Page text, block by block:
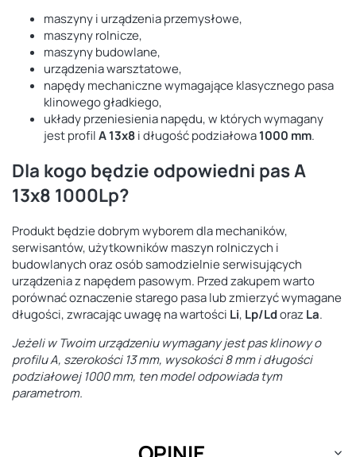
maszyny i urządzenia przemysłowe,
maszyny rolnicze,
maszyny budowlane,
urządzenia warsztatowe,
napędy mechaniczne wymagające klasycznego pasa
klinowego gładkiego,
układy przeniesienia napędu, w których wymagany
jest profilA 13x8i długość podziałowa1000 mm.
Dla kogo będzie odpowiedni pas A
13x8 1000Lp?
Produkt będzie dobrym wyborem dla mechaników,
serwisantów, użytkowników maszyn rolniczych i
budowlanych oraz osób samodzielnie serwisujących
urządzenia z napędem pasowym. Przed zakupem warto
porównać oznaczenie starego pasa lub zmierzyć wymagane
długości, zwracając uwagę na wartości Li, Lp/LdorazLa.
Jeżeli w Twoim urządzeniu wymagany jest pas klinowy o
profilu A, szerokości 13 mm, wysokości 8 mm i długości
podziałowej 1000 mm, ten model odpowiada tym
parametrom.